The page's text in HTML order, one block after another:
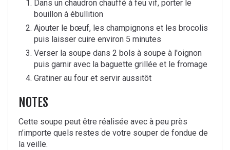
Dans un chaudron chauffé à feu vif, porter le
bouillon à ébullition
Ajouter le bœuf, les champignons et les brocolis
puis laisser cuire environ 5 minutes
Verser la soupe dans 2 bols à soupe à l'oignon
puis garnir avec la baguette grillée et le fromage
Gratiner au four et servir aussitôt
NOTES
Cette soupe peut être réalisée avec à peu près
n’importe quels restes de votre souper de fondue de
la veille.